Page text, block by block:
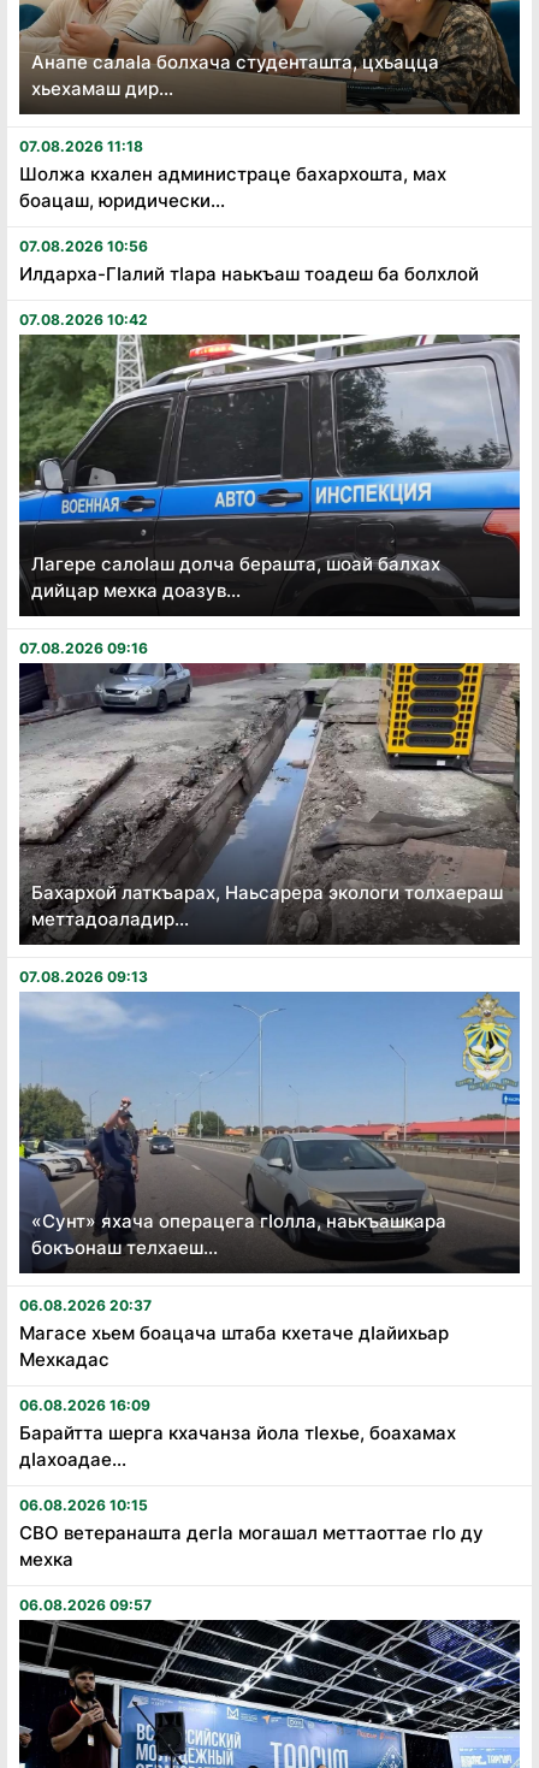
Анапе салаӏа болхача студенташта, цхьацца
хьехамаш дир...
07.08.2026 11:18
Шолжа кхален администраце бахархошта, мах
боацаш, юридически...
07.08.2026 10:56
Илдарха-Гӏалий тӏара наькъаш тоадеш ба болхлой
07.08.2026 10:42
Лагере салоӏаш долча берашта, шоай балхах
дийцар мехка доазув...
07.08.2026 09:16
Бахархой латкъарах, Наьсарера экологи толхаераш
меттадоаладир...
07.08.2026 09:13
«Сунт» яхача операцега гӏолла, наькъашкара
бокъонаш телхаеш...
06.08.2026 20:37
Магасе хьем боацача штаба кхетаче дӏайихьар
Мехкадас
06.08.2026 16:09
Барайтта шерга кхачанза йола тӏехье, боахамах
дӏахоадае...
06.08.2026 10:15
СВО ветеранашта дегӏа могашал меттаоттае гӏо ду
мехка
06.08.2026 09:57